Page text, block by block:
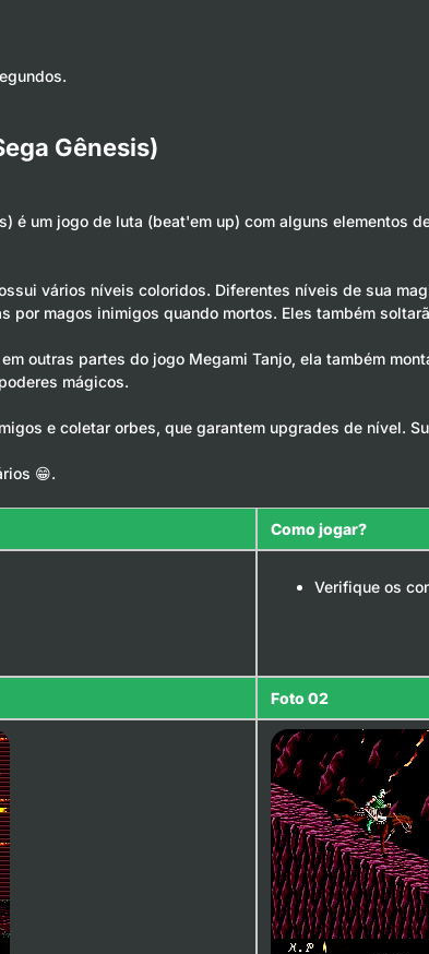
Gênesis)
é um jogo de luta (beat'em up) com alguns elementos
vários níveis coloridos. Diferentes níveis de sua
por magos inimigos quando mortos. Eles também
outras partes do jogo Megami Tanjo, ela também
mágicos.
e coletar orbes, que garantem upgrades de nível.
😁.
Como jogar?
Verifique os
Foto 02